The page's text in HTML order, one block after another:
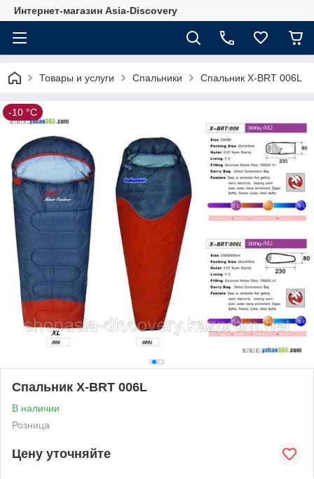
Интернет-магазин Asia-Discovery
Товары и услуги Спальники Спальник X-BRT 006L
-10 °С
Спальник X-BRT 006L
В наличии
Розница
Цену уточняйте